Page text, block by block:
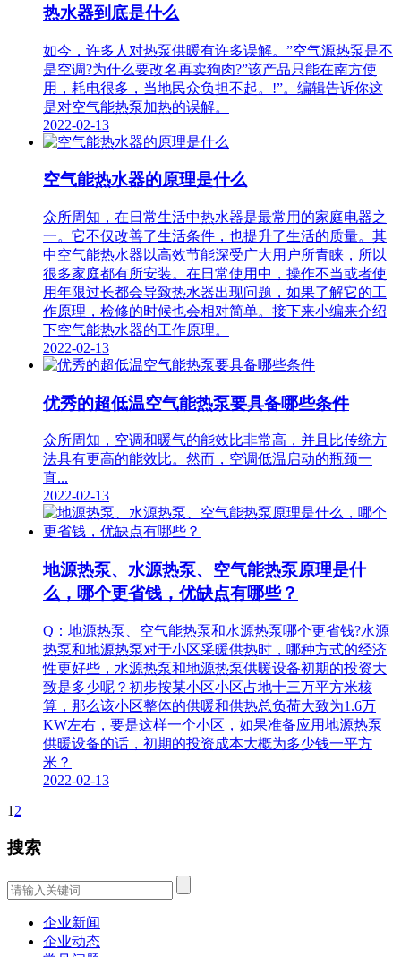
热水器到底是什么
如今，许多人对热泵供暖有许多误解。”空气源热泵是不
是空调?为什么要改名再卖狗肉?”该产品只能在南方使
用，耗电很多，当地民众负担不起。!”。编辑告诉你这
是对空气能热泵加热的误解。
2022-02-13
空气能热水器的原理是什么
众所周知，在日常生活中热水器是最常用的家庭电器之
一。它不仅改善了生活条件，也提升了生活的质量。其
中空气能热水器以高效节能深受广大用户所青睐，所以
很多家庭都有所安装。在日常使用中，操作不当或者使
用年限过长都会导致热水器出现问题，如果了解它的工
作原理，检修的时候也会相对简单。接下来小编来介绍
下空气能热水器的工作原理。
2022-02-13
优秀的超低温空气能热泵要具备哪些条件
众所周知，空调和暖气的能效比非常高，并且比传统方
法具有更高的能效比。然而，空调低温启动的瓶颈一
直...
2022-02-13
地源热泵、水源热泵、空气能热泵原理是什
么，哪个更省钱，优缺点有哪些？
Q：地源热泵、空气能热泵和水源热泵哪个更省钱?水源
热泵和地源热泵对于小区采暖供热时，哪种方式的经济
性更好些，水源热泵和地源热泵供暖设备初期的投资大
致是多少呢？初步按某小区小区占地十三万平方米核
算，那么该小区整体的供暖和供热总负荷大致为1.6万
KW左右，要是这样一个小区，如果准备应用地源热泵
供暖设备的话，初期的投资成本大概为多少钱一平方
米？
2022-02-13
1 2
搜索
企业新闻
企业动态